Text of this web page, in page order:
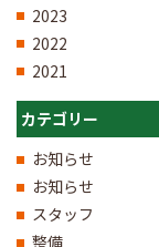
2023
2022
2021
カテゴリー
お知らせ
お知らせ
スタッフ
整備